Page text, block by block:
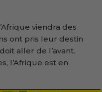
viendra des
ont pris leur destin
aller de l’avant.
l’Afrique est en